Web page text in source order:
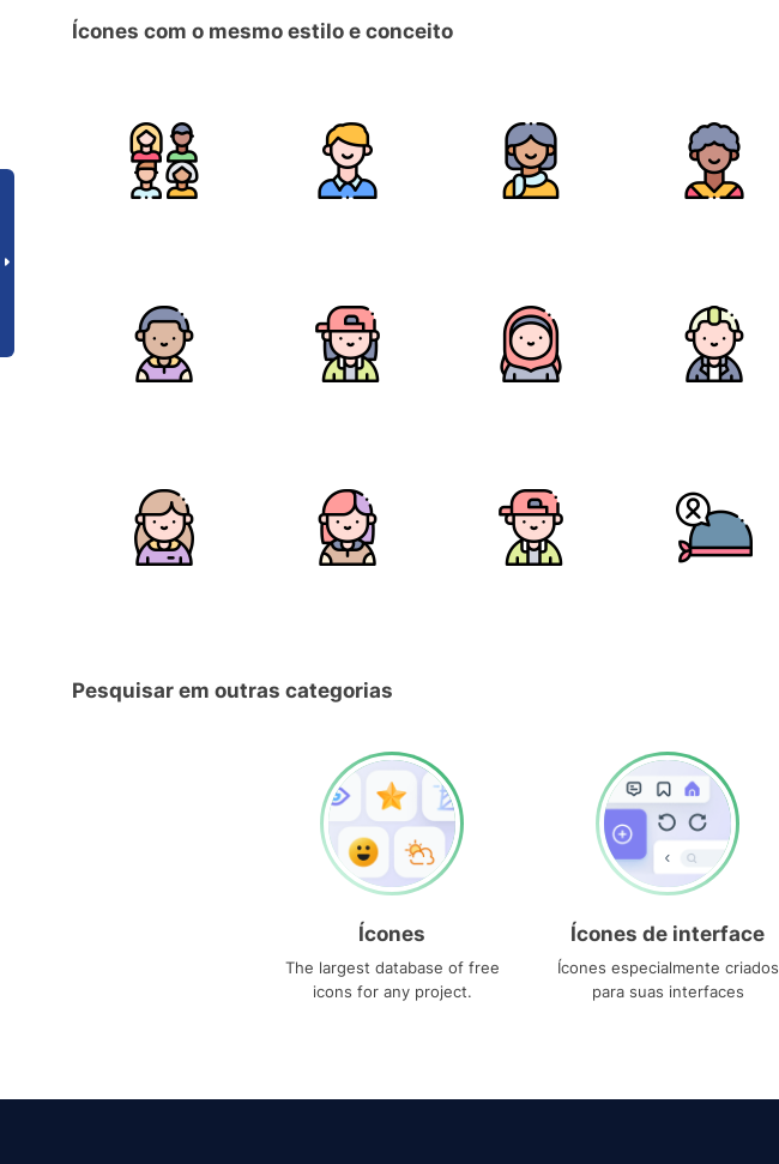
Ícones com o mesmo estilo e conceito
Pesquisar em outras categorias
Ícones
The largest database of free
icons for any project.
Ícones de interface
Ícones especialmente criados
para suas interfaces